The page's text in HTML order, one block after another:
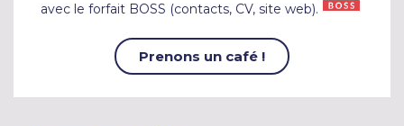
avec le forfait BOSS (contacts, CV, site web).
Prenons un café !